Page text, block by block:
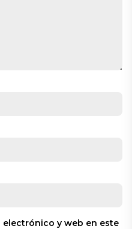
electrónico y web en este